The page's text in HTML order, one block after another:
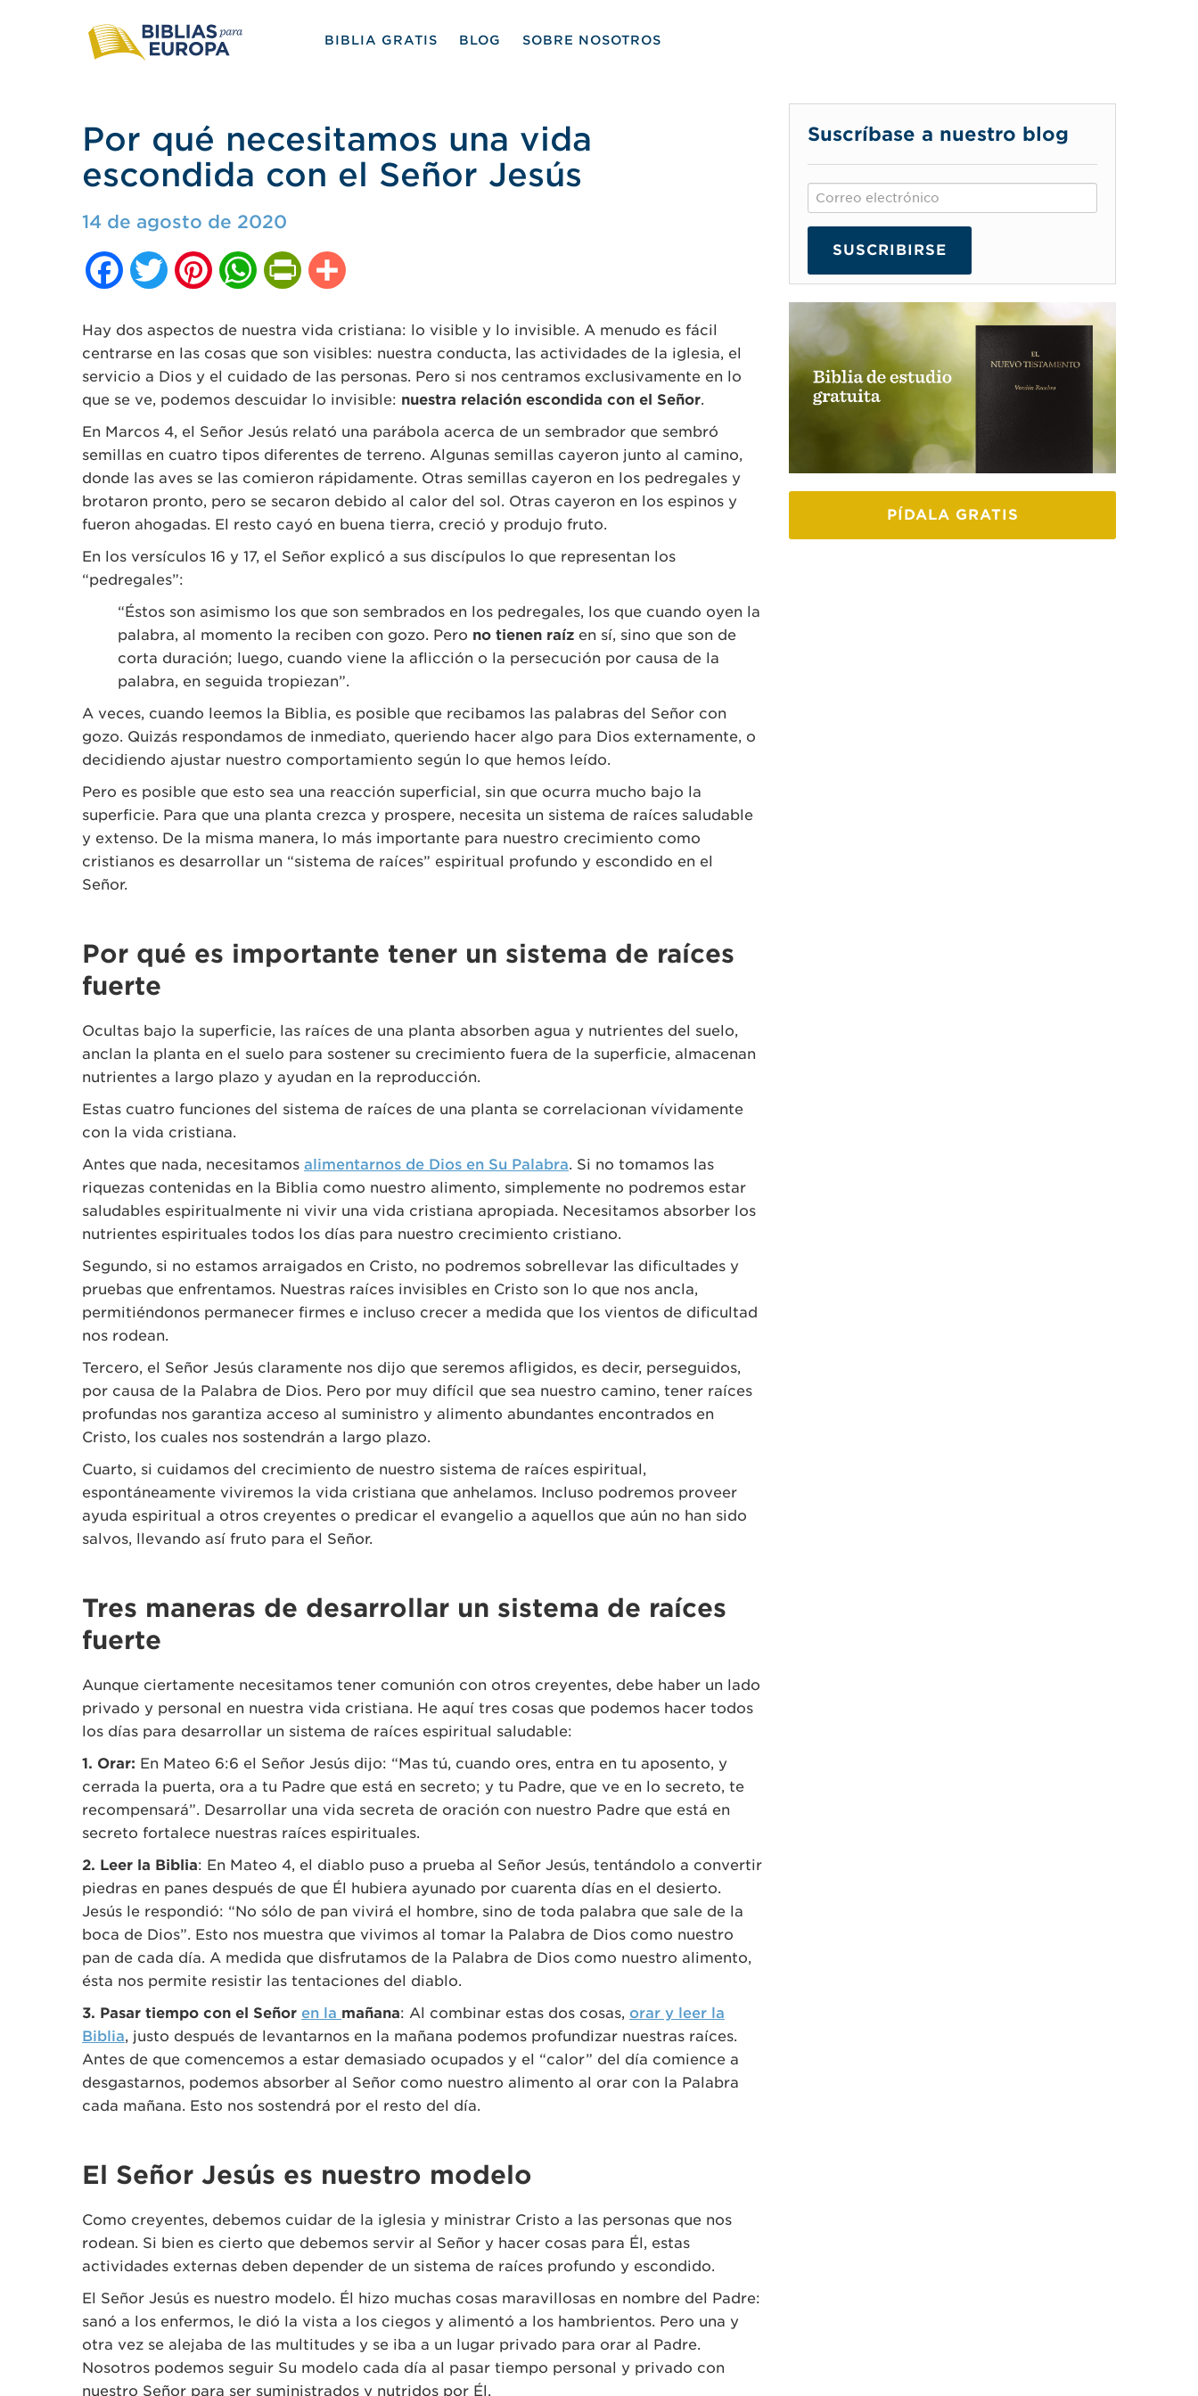
BIBLIA GRATIS BLOG SOBRE NOSOTROS
Por qué necesitamos una vida
escondida con el Señor Jesús
14 de agosto de 2020
FacebookTwitterPinterestWhatsAppPrintFriendly
Hay dos aspectos de nuestra vida cristiana: lo visible y lo invisible. A menudo es fácil
centrarse en las cosas que son visibles: nuestra conducta, las actividades de la iglesia, el
servicio a Dios y el cuidado de las personas. Pero si nos centramos exclusivamente en lo
que se ve, podemos descuidar lo invisible: nuestra relación escondida con el Señor.
En Marcos 4, el Señor Jesús relató una parábola acerca de un sembrador que sembró
semillas en cuatro tipos diferentes de terreno. Algunas semillas cayeron junto al camino,
donde las aves se las comieron rápidamente. Otras semillas cayeron en los pedregales y
brotaron pronto, pero se secaron debido al calor del sol. Otras cayeron en los espinos y
fueron ahogadas. El resto cayó en buena tierra, creció y produjo fruto.
En los versículos 16 y 17, el Señor explicó a sus discípulos lo que representan los
“pedregales”:
“Éstos son asimismo los que son sembrados en los pedregales, los que cuando oyen la
palabra, al momento la reciben con gozo. Pero no tienen raíz en sí, sino que son de
corta duración; luego, cuando viene la aflicción o la persecución por causa de la
palabra, en seguida tropiezan”.
A veces, cuando leemos la Biblia, es posible que recibamos las palabras del Señor con
gozo. Quizás respondamos de inmediato, queriendo hacer algo para Dios externamente, o
decidiendo ajustar nuestro comportamiento según lo que hemos leído.
Pero es posible que esto sea una reacción superficial, sin que ocurra mucho bajo la
superficie. Para que una planta crezca y prospere, necesita un sistema de raíces saludable
y extenso. De la misma manera, lo más importante para nuestro crecimiento como
cristianos es desarrollar un “sistema de raíces” espiritual profundo y escondido en el
Señor.
Por qué es importante tener un sistema de raíces
fuerte
Ocultas bajo la superficie, las raíces de una planta absorben agua y nutrientes del suelo,
anclan la planta en el suelo para sostener su crecimiento fuera de la superficie, almacenan
nutrientes a largo plazo y ayudan en la reproducción.
Estas cuatro funciones del sistema de raíces de una planta se correlacionan vívidamente
con la vida cristiana.
Antes que nada, necesitamos alimentarnos de Dios en Su Palabra. Si no tomamos las
riquezas contenidas en la Biblia como nuestro alimento, simplemente no podremos estar
saludables espiritualmente ni vivir una vida cristiana apropiada. Necesitamos absorber los
nutrientes espirituales todos los días para nuestro crecimiento cristiano.
Segundo, si no estamos arraigados en Cristo, no podremos sobrellevar las dificultades y
pruebas que enfrentamos. Nuestras raíces invisibles en Cristo son lo que nos ancla,
permitiéndonos permanecer firmes e incluso crecer a medida que los vientos de dificultad
nos rodean.
Tercero, el Señor Jesús claramente nos dijo que seremos afligidos, es decir, perseguidos,
por causa de la Palabra de Dios. Pero por muy difícil que sea nuestro camino, tener raíces
profundas nos garantiza acceso al suministro y alimento abundantes encontrados en
Cristo, los cuales nos sostendrán a largo plazo.
Cuarto, si cuidamos del crecimiento de nuestro sistema de raíces espiritual,
espontáneamente viviremos la vida cristiana que anhelamos. Incluso podremos proveer
ayuda espiritual a otros creyentes o predicar el evangelio a aquellos que aún no han sido
salvos, llevando así fruto para el Señor.
Tres maneras de desarrollar un sistema de raíces
fuerte
Aunque ciertamente necesitamos tener comunión con otros creyentes, debe haber un lado
privado y personal en nuestra vida cristiana. He aquí tres cosas que podemos hacer todos
los días para desarrollar un sistema de raíces espiritual saludable:
1. Orar: En Mateo 6:6 el Señor Jesús dijo: “Mas tú, cuando ores, entra en tu aposento, y
cerrada la puerta, ora a tu Padre que está en secreto; y tu Padre, que ve en lo secreto, te
recompensará”. Desarrollar una vida secreta de oración con nuestro Padre que está en
secreto fortalece nuestras raíces espirituales.
2. Leer la Biblia: En Mateo 4, el diablo puso a prueba al Señor Jesús, tentándolo a convertir
piedras en panes después de que Él hubiera ayunado por cuarenta días en el desierto.
Jesús le respondió: “No sólo de pan vivirá el hombre, sino de toda palabra que sale de la
boca de Dios”. Esto nos muestra que vivimos al tomar la Palabra de Dios como nuestro
pan de cada día. A medida que disfrutamos de la Palabra de Dios como nuestro alimento,
ésta nos permite resistir las tentaciones del diablo.
3. Pasar tiempo con el Señor en la mañana: Al combinar estas dos cosas, orar y leer la
Biblia, justo después de levantarnos en la mañana podemos profundizar nuestras raíces.
Antes de que comencemos a estar demasiado ocupados y el “calor” del día comience a
desgastarnos, podemos absorber al Señor como nuestro alimento al orar con la Palabra
cada mañana. Esto nos sostendrá por el resto del día.
El Señor Jesús es nuestro modelo
Como creyentes, debemos cuidar de la iglesia y ministrar Cristo a las personas que nos
rodean. Si bien es cierto que debemos servir al Señor y hacer cosas para Él, estas
actividades externas deben depender de un sistema de raíces profundo y escondido.
El Señor Jesús es nuestro modelo. Él hizo muchas cosas maravillosas en nombre del Padre:
sanó a los enfermos, le dió la vista a los ciegos y alimentó a los hambrientos. Pero una y
otra vez se alejaba de las multitudes y se iba a un lugar privado para orar al Padre.
Nosotros podemos seguir Su modelo cada día al pasar tiempo personal y privado con
nuestro Señor para ser suministrados y nutridos por Él.
Suscríbase a nuestro blog
SUSCRIBIRSE
PÍDALA GRATIS